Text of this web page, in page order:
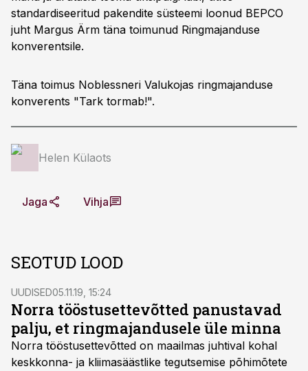
standardiseeritud pakendite süsteemi loonud BEPCO
juht Margus Ärm täna toimunud Ringmajanduse
konverentsile.
Täna toimus Noblessneri Valukojas ringmajanduse
konverents "Tark tormab!".
Helen Külaots
Jaga Vihja
SEOTUD LOOD
UUDISED05.11.19, 15:24
Norra tööstusettevõtted panustavad
palju, et ringmajandusele üle minna
Norra tööstusettevõtted on maailmas juhtival kohal
keskkonna- ja kliimasäästlike tegutsemise põhimõtete